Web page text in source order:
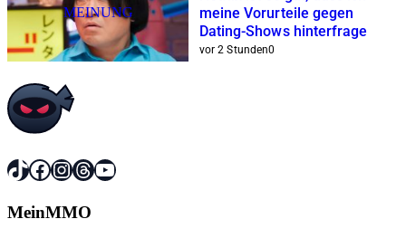
MEINUNG
meine Vorurteile gegen
Dating-Shows hinterfrage
vor 2 Stunden0
TikTok
Facebook
Instagram
Threads
YouTube
MeinMMO